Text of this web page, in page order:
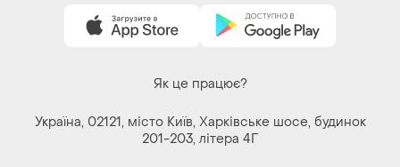
Як це працює?
Україна, 02121, місто Київ, Харківське шосе, будинок
201-203, літера 4Г